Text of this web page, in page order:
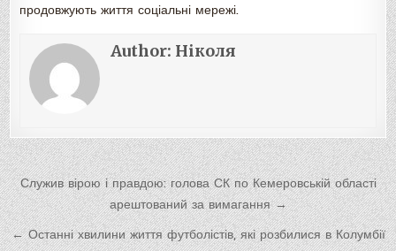
продовжують життя соціальні мережі.
Author: Ніколя
Навигация
по
записям
Служив вірою і правдою: голова СК по Кемеровській області
арештований за вимагання →
← Останні хвилини життя футболістів, які розбилися в Колумбії